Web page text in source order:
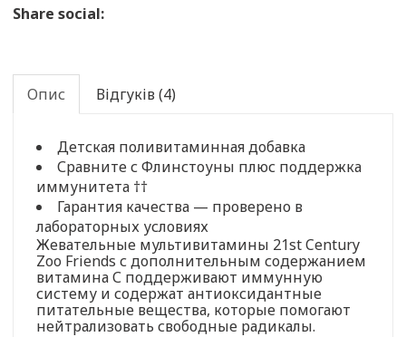
Share social:
Опис Відгуків (4)
Детская поливитаминная добавка
Сравните с Флинстоуны плюс поддержка
иммунитета ††
Гарантия качества — проверено в
лабораторных условиях
Жевательные мультивитамины 21st Century
Zoo Friends с дополнительным содержанием
витамина С поддерживают иммунную
систему и содержат антиоксидантные
питательные вещества, которые помогают
нейтрализовать свободные радикалы.